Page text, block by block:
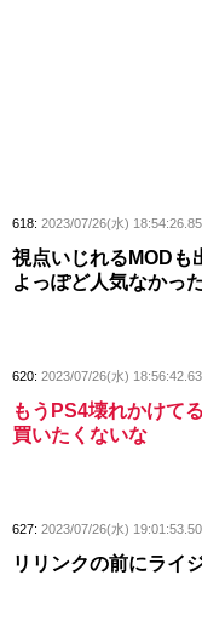
618: 2023/07/26(水)
視点いじれるMODも
よっぽど人気なかっ
620: 2023/07/26(水)
もうPS4壊れかけて
買いたくないな
627: 2023/07/26(水)
リリンクの前にライ